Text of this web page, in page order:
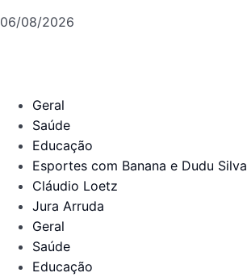
06/08/2026
Geral
Saúde
Educação
Esportes com Banana e Dudu Silva
Cláudio Loetz
Jura Arruda
Geral
Saúde
Educação